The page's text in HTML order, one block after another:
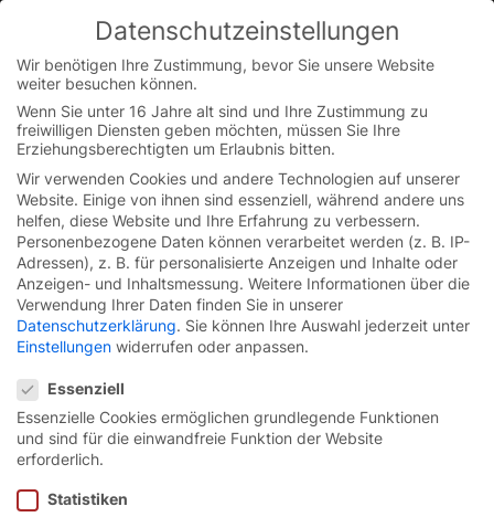
You are currently on the Austrian German website.
Switch to the English version.
Skip
content
Schnelllauf-Spiraltore
Serie MS.
Datenschutzeinstellungen
Wir benötigen Ihre Zustimmung, bevor Sie unsere Website
weiter besuchen können.
Wenn Sie unter 16 Jahre alt sind und Ihre Zustimmung zu
freiwilligen Diensten geben möchten, müssen Sie Ihre
Erziehungsberechtigten um Erlaubnis bitten.
Wir verwenden Cookies und andere Technologien auf unserer
Website. Einige von ihnen sind essenziell, während andere uns
helfen, diese Website und Ihre Erfahrung zu verbessern.
Personenbezogene Daten können verarbeitet werden (z. B. IP-
Adressen), z. B. für personalisierte Anzeigen und Inhalte oder
Anzeigen- und Inhaltsmessung. Weitere Informationen über die
Verwendung Ihrer Daten finden Sie in unserer
Datenschutzerklärung. Sie können Ihre Auswahl jederzeit unter
Einstellungen widerrufen oder anpassen.
Essenziell
Essenzielle Cookies ermöglichen grundlegende Funktionen
und sind für die einwandfreie Funktion der Website
erforderlich.
Statistiken